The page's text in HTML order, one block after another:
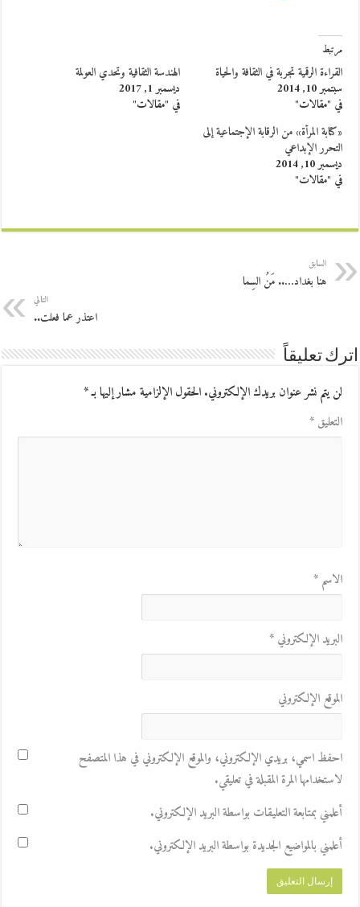
مرتبط
القراءة الرقمية تجربة في الثقافة والحياة
سبتمبر 10, 2014
في "مقالات"
الهندسة الثقافية وتحدي العولمة
ديسمبر 1, 2017
في "مقالات"
«كتابة المرأة» من الرقابة الإجتماعية إلى
التحرر الإبداعي
ديسمبر 10, 2014
في "مقالات"
السابق
هنا بغداد….. مَنُ السِما
التالي
اعتذر عما فعلت..
اترك تعليقاً
لن يتم نشر عنوان بريدك الإلكتروني.الحقول الإلزامية مشار إليها بـ*
التعليق*
الاسم*
البريد الإلكتروني*
الموقع الإلكتروني
احفظ اسمي، بريدي الإلكتروني، والموقع الإلكتروني في هذا المتصفح
لاستخدامها المرة المقبلة في تعليقي.
أعلمني بمتابعة التعليقات بواسطة البريد الإلكتروني.
أعلمني بالمواضيع الجديدة بواسطة البريد الإلكتروني.